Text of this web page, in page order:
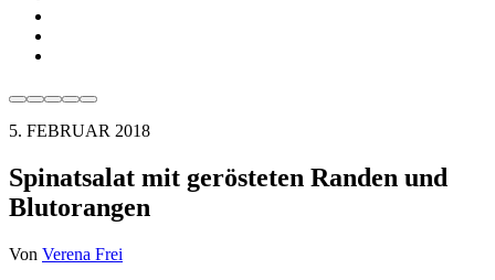
5. FEBRUAR 2018
Spinatsalat mit gerösteten Randen und
Blutorangen
Von Verena Frei